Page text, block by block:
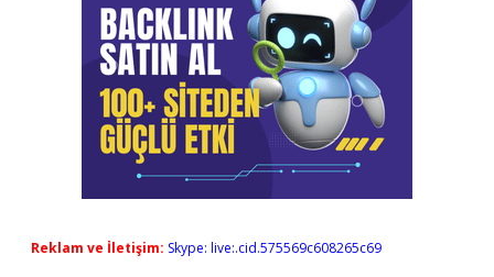
Reklam ve İletişim: Skype: live:.cid.575569c608265c69